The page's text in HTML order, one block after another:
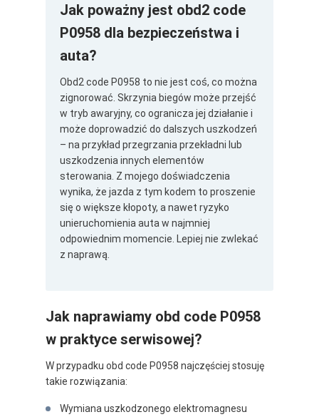
Jak poważny jest obd2 code
P0958 dla bezpieczeństwa i
auta?
Obd2 code P0958 to nie jest coś, co można
zignorować. Skrzynia biegów może przejść
w tryb awaryjny, co ogranicza jej działanie i
może doprowadzić do dalszych uszkodzeń
– na przykład przegrzania przekładni lub
uszkodzenia innych elementów
sterowania. Z mojego doświadczenia
wynika, że jazda z tym kodem to proszenie
się o większe kłopoty, a nawet ryzyko
unieruchomienia auta w najmniej
odpowiednim momencie. Lepiej nie zwlekać
z naprawą.
Jak naprawiamy obd code P0958
w praktyce serwisowej?
W przypadku obd code P0958 najczęściej stosuję
takie rozwiązania:
Wymiana uszkodzonego elektromagnesu